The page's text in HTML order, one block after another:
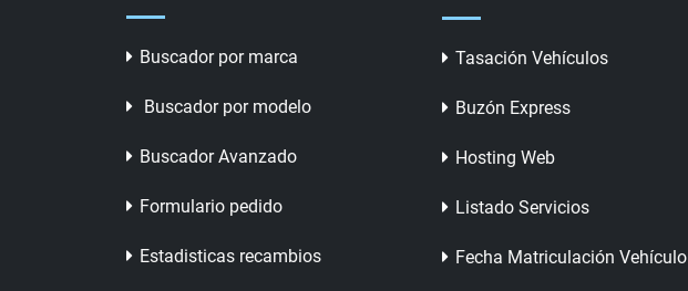
Buscador por marca
Buscador por modelo
Buscador Avanzado
Formulario pedido
Estadisticas recambios
Tasación Vehículos
Buzón Express
Hosting Web
Listado Servicios
Fecha Matriculación Vehículo